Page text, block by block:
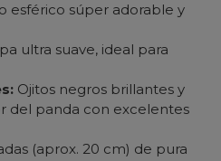
esférico súper adorable y
ultra suave, ideal para
Ojitos negros brillantes y
del panda con excelentes
(aprox. 20 cm) de pura